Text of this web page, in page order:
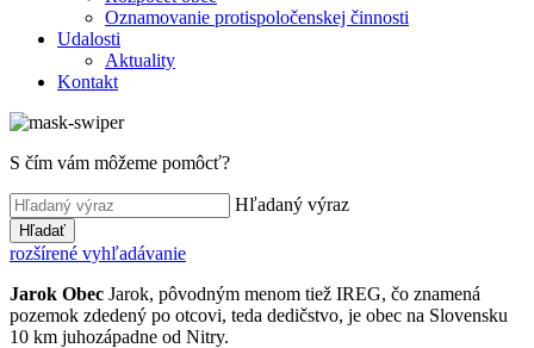
Oznamovanie protispoločenskej činnosti
Udalosti
Aktuality
Kontakt
S čím vám môžeme pomôcť?
Hľadaný výraz
Hľadať
rozšírené vyhľadávanie
Jarok Obec Jarok, pôvodným menom tiež IREG, čo znamená
pozemok zdedený po otcovi, teda dedičstvo, je obec na Slovensku
10 km juhozápadne od Nitry.